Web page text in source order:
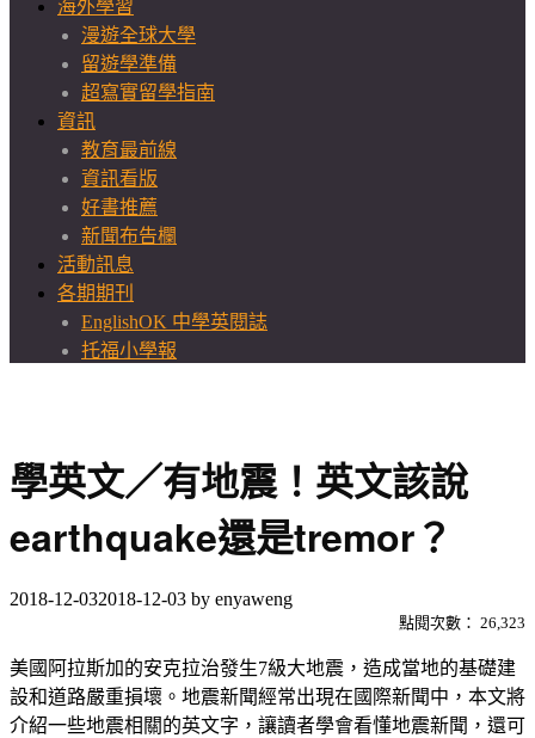
海外學習
漫遊全球大學
留遊學準備
超寫實留學指南
資訊
教育最前線
資訊看版
好書推薦
新聞布告欄
活動訊息
各期期刊
EnglishOK 中學英閱誌
托福小學報
學英文／有地震！英文該說
earthquake還是tremor？
2018-12-032018-12-03 by enyaweng
點閱次數： 26,323
美國阿拉斯加的安克拉治發生7級大地震，造成當地的基礎建
設和道路嚴重損壞。地震新聞經常出現在國際新聞中，本文將
介紹一些地震相關的英文字，讓讀者學會看懂地震新聞，還可